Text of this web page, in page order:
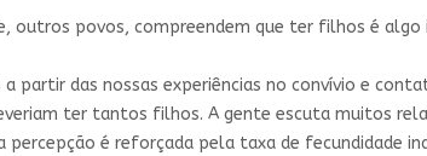
outros povos, compreendem que ter filhos é
partir das nossas experiências no convívio e
ter tantos filhos. A gente escuta muitos
é reforçada pela taxa de fecundidade